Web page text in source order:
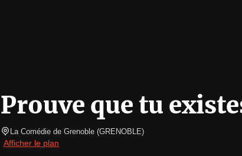
Prouve que tu
La Comédie de Grenoble (GRENOBLE)
Afficher le plan